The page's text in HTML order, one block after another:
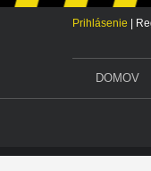
Prihlásenie
DOMOV